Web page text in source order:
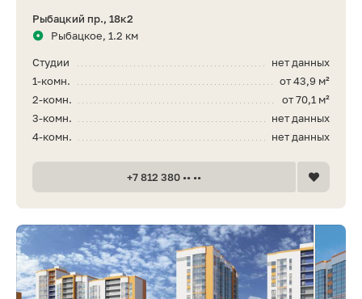
Рыбацкий пр., 18к2
Рыбацкое, 1.2 км
нет данных
Студии
от 43,9 м²
1-комн.
от 70,1 м²
2-комн.
нет данных
3-комн.
нет данных
4-комн.
+7 812 380 •• ••